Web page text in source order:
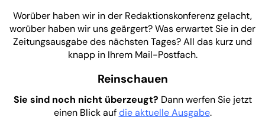
Worüber haben wir in der Redaktionskonferenz gelacht,
worüber haben wir uns geärgert? Was erwartet Sie in der
Zeitungsausgabe des nächsten Tages? All das kurz und
knapp in Ihrem Mail-Postfach.
Reinschauen
Sie sind noch nicht überzeugt? Dann werfen Sie jetzt
einen Blick aufdie aktuelle Ausgabe.